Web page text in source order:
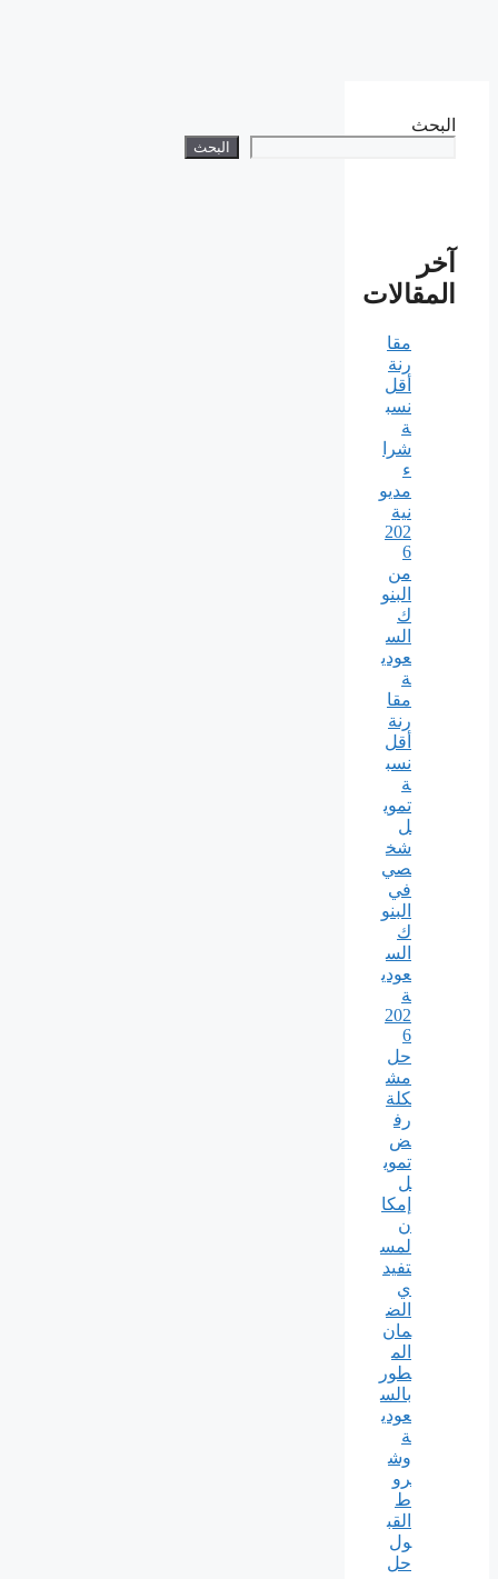
البحث
البحث
آخر
المقالات
مقا
رنة
أقل
نسب
ة
شرا
ء
مديو
نية
202
6
من
البنو
ك
الس
عودي
ة
مقا
رنة
أقل
نسب
ة
تموي
ل
شخ
صي
في
البنو
ك
الس
عودي
ة
202
6
حل
مش
كلة
رف
ض
تموي
ل
إمكا
ن
لمس
تفيد
ي
الض
مان
الم
طور
بالس
عودي
ة
وش
رو
ط
القب
ول
حل